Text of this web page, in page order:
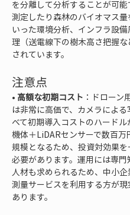
を分離して分析することが可能
測定したり森林のバイオマス量
いった環境分析、インフラ設
理（送電線下の樹木高さ把握な
されています。
注意点
• 高額な初期コスト ：ドローン
は非常に高価で、カメラによ
べて初期導入コストのハードル
機体＋LiDARセンサーで数百万
規模となるため、投資対効果を
必要があります。運用には専門
人材も求められるため、中小企
測量サービスを利用する方が現